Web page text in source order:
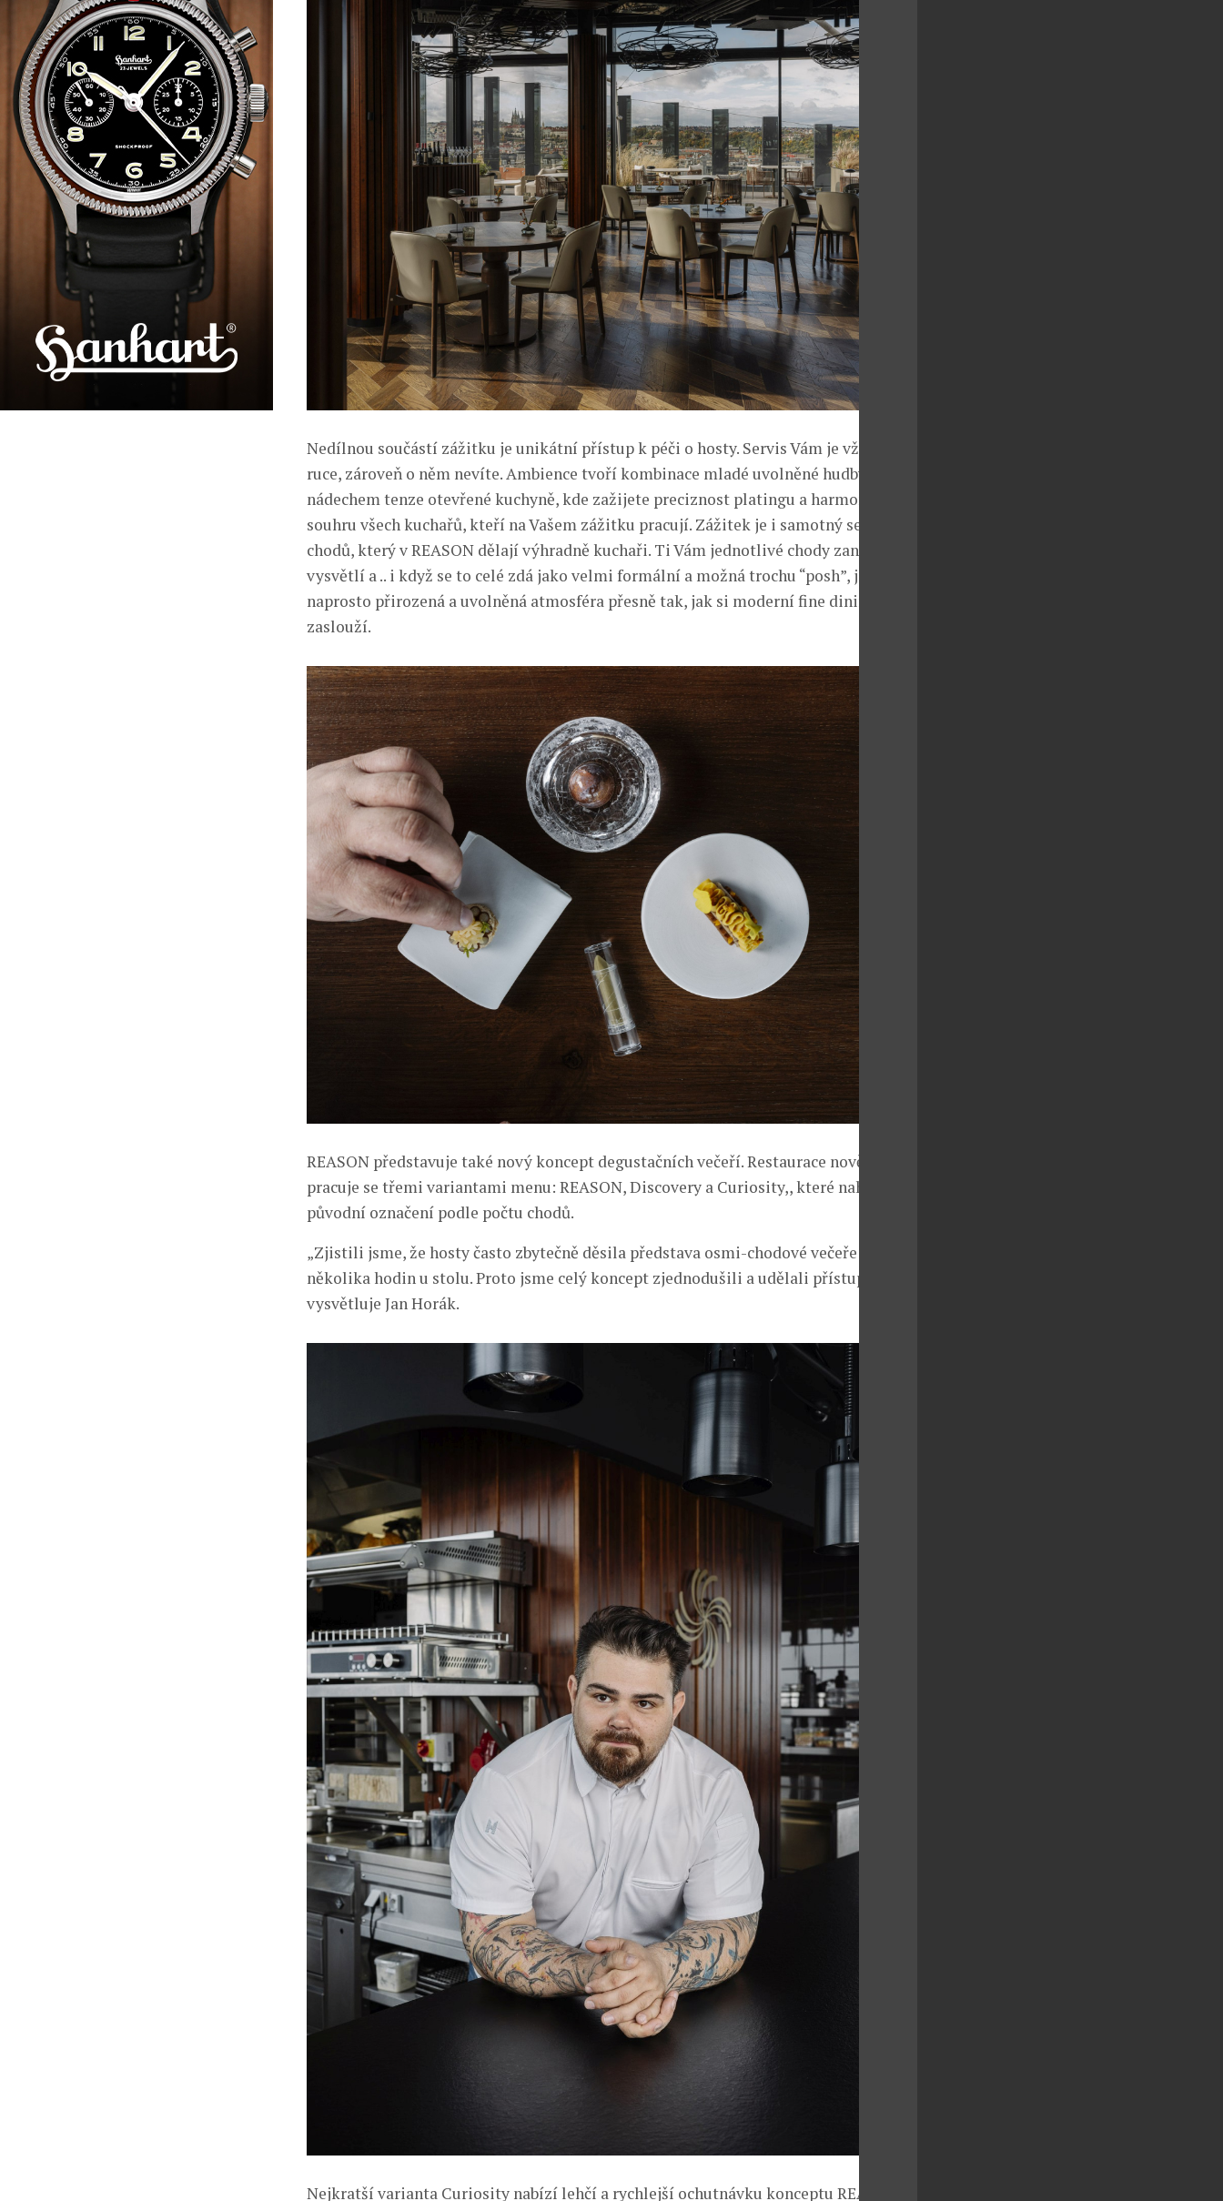
Nedílnou součástí zážitku je unikátní přístup k péči o hosty. Servis Vám je vždy k
ruce, zároveň o něm nevíte. Ambience tvoří kombinace mladé uvolněné hudby s
nádechem tenze otevřené kuchyně, kde zažijete preciznost platingu a harmonickou
souhru všech kuchařů, kteří na Vašem zážitku pracují. Zážitek je i samotný servis
chodů, který v REASON dělají výhradně kuchaři. Ti Vám jednotlivé chody zanesou,
vysvětlí a .. i když se to celé zdá jako velmi formální a možná trochu “posh”, je to
naprosto přirozená a uvolněná atmosféra přesně tak, jak si moderní fine dining
zaslouží.
REASON představuje také nový koncept degustačních večeří. Restaurace nově
pracuje se třemi variantami menu: REASON, Discovery a Curiosity,, které nahrazují
původní označení podle počtu chodů.
„Zjistili jsme, že hosty často zbytečně děsila představa osmi-chodové večeře a
několika hodin u stolu. Proto jsme celý koncept zjednodušili a udělali přístupnější,“
vysvětluje Jan Horák.
Nejkratší varianta Curiosity nabízí lehčí a rychlejší ochutnávku konceptu REASON,